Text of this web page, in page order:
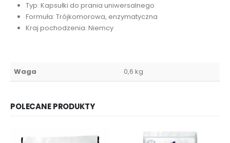
Typ: Kapsułki do prania uniwersalnego
Formuła: Trójkomorowa, enzymatyczna
Kraj pochodzenia: Niemcy
Waga 0,6 kg
POLECANE PRODUKTY